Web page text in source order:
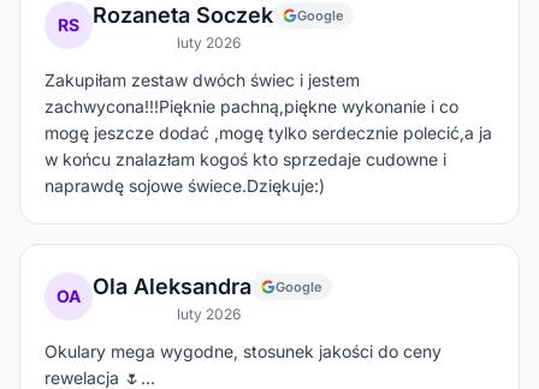
RS Rozaneta Soczek Google
luty 2026
Zakupiłam zestaw dwóch świec i jestem
zachwycona!!!Pięknie pachną,piękne wykonanie i co
mogę jeszcze dodać ,mogę tylko serdecznie polecić,a ja
w końcu znalazłam kogoś kto sprzedaje cudowne i
naprawdę sojowe świece.Dziękuje:)
OA Ola Aleksandra Google
luty 2026
Okulary mega wygodne, stosunek jakości do ceny
rewelacja 🌷…